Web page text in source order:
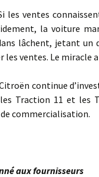
connaissent
la voiture
lâchent, jetant un
ventes. Le miracle
continue d’investir
Traction 11 et les
commercialisation.
aux fournisseurs